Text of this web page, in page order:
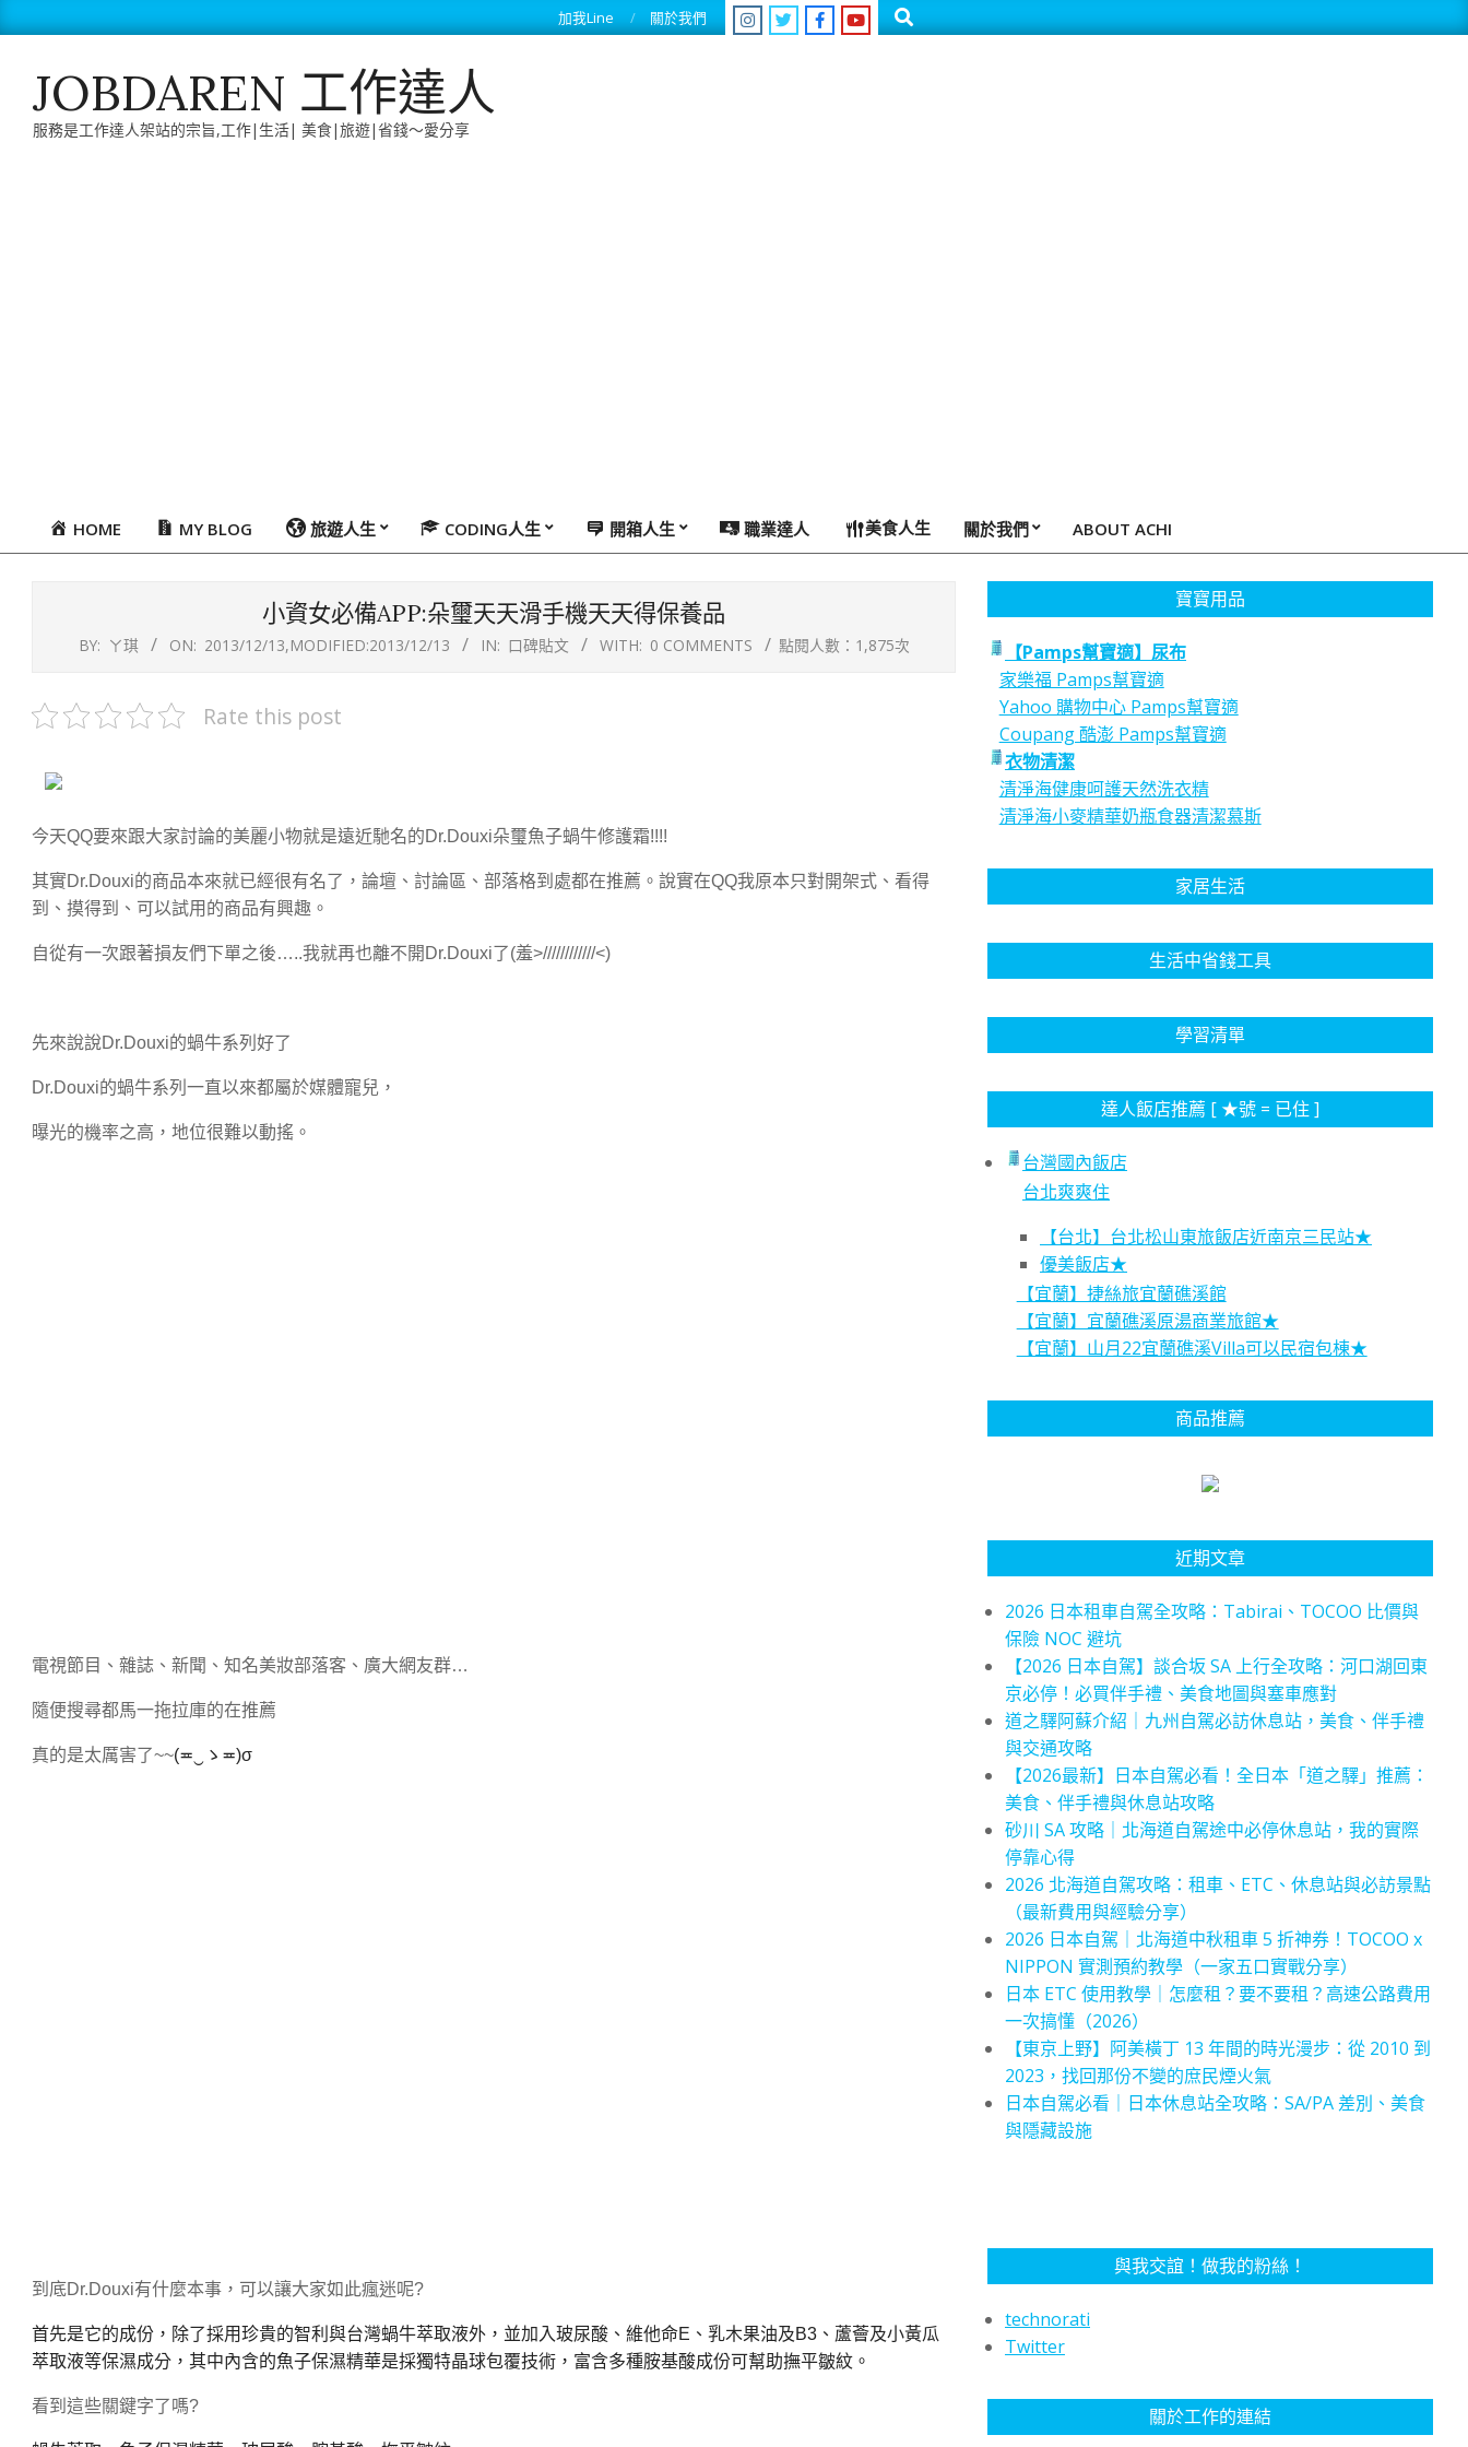
to
加我Line 關於我們 Search
JOBDAREN 工作達人
服務是工作達人架站的宗旨,工作|生活| 美食|旅遊|省錢～愛分享
PrimaryHOME MY BLOG 旅遊人生 CODING人生 開箱人生 職業達人 美食人生 關於我們 ABOUT ACHI
小資女必備APP:朵璽天天滑手機天天得保養品
BY: ㄚ琪 ON: 2013/12/13,MODIFIED:2013/12/13 IN: 口碑貼文 WITH: 0 COMMENTS 點閱人數：1,875次
Rate this post
今天QQ要來跟大家討論的美麗小物就是遠近馳名的Dr.Douxi朵璽魚子蝸牛修護霜!!!!
其實Dr.Douxi的商品本來就已經很有名了，論壇、討論區、部落格到處都在推薦。說實在QQ我原本只對開架式、看得
到、摸得到、可以試用的商品有興趣。
自從有一次跟著損友們下單之後…..我就再也離不開 Dr.Douxi了(羞>////////////<)
先來說說Dr.Douxi的蝸牛系列好了
Dr.Douxi的蝸牛系列一直以來都屬於媒體寵兒，
曝光的機率之高，地位很難以動搖。
電視節目、雜誌、新聞、知名美妝部落客、廣大網友群…
隨便搜尋都馬一拖拉庫的在推薦
真的是太厲害了~~(≖ ゝ ≖)σ
到底Dr.Douxi有什麼本事，可以讓大家如此瘋迷呢?
首先是它的成份，除了採用珍貴的智利與台灣蝸牛萃取液外，並加入玻尿酸、維他命E 、乳木果油及B3 、蘆薈及小黃瓜
萃取液等保濕成分，其中內含的魚子保濕精華是採獨特晶球包覆技術，富含多種胺基酸成份可幫助撫平皺紋。
看到這些關鍵字了嗎?
寶寶用品
【Pamps幫寶適】尿布
家樂福 Pamps幫寶適
Yahoo 購物中心 Pamps幫寶適
Coupang 酷澎 Pamps幫寶適
衣物清潔
清淨海健康呵護天然洗衣精
清淨海小麥精華奶瓶食器清潔慕斯
家居生活
生活中省錢工具
學習清單
達人飯店推薦 [ ★號 = 已住 ]
台灣國內飯店
台北爽爽住
【台北】台北松山東旅飯店近南京三民站★
優美飯店★
【宜蘭】捷絲旅宜蘭礁溪館
【宜蘭】宜蘭礁溪原湯商業旅館★
【宜蘭】山月22宜蘭礁溪Villa可以民宿包棟★
商品推薦
近期文章
2026 日本租車自駕全攻略：Tabirai、TOCOO 比價與
保險 NOC 避坑
【2026 日本自駕】談合坂 SA 上行全攻略：河口湖回東
京必停！必買伴手禮、美食地圖與塞車應對
道之驛阿蘇介紹｜九州自駕必訪休息站，美食、伴手禮
與交通攻略
【2026最新】日本自駕必看！全日本「道之驛」推薦：
美食、伴手禮與休息站攻略
砂川 SA 攻略｜北海道自駕途中必停休息站，我的實際
停靠心得
2026 北海道自駕攻略：租車、ETC、休息站與必訪景點
（最新費用與經驗分享）
2026 日本自駕｜北海道中秋租車 5 折神券！TOCOO x
NIPPON 實測預約教學（一家五口實戰分享）
日本 ETC 使用教學｜怎麼租？要不要租？高速公路費用
一次搞懂（2026）
【東京上野】阿美橫丁 13 年間的時光漫步：從 2010 到
2023，找回那份不變的庶民煙火氣
日本自駕必看｜日本休息站全攻略：SA/PA 差別、美食
與隱藏設施
與我交誼！做我的粉絲！
technorati
Twitter
關於工作的連結